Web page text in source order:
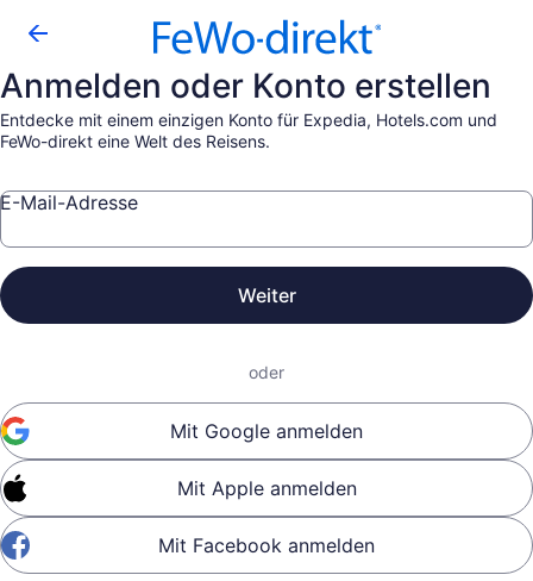
Anmelden oder Konto erstellen
Entdecke mit einem einzigen Konto für Expedia, Hotels.com und
FeWo-direkt eine Welt des Reisens.
E-Mail-Adresse
Weiter
oder
Mit Google anmelden
Mit Apple anmelden
Mit Facebook anmelden